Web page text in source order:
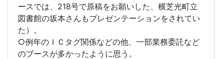
ースでは、218号で原稿をお願いした、横芝光町立
図書館の坂本さんもプレゼンテーションをされてい
た）。
○例年のＩＣタグ関係などの他、一部業務委託など
のブースが多かったように思う。